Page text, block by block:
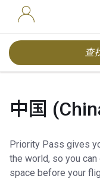
查
中国
Priority Pass gives
the world, so you
space before your